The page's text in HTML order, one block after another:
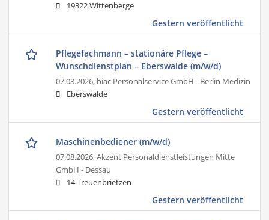
19322 Wittenberge
Gestern veröffentlicht
Pflegefachmann – stationäre Pflege –
Wunschdienstplan – Eberswalde (m/w/d)
07.08.2026, biac Personalservice GmbH - Berlin Medizin
Eberswalde
Gestern veröffentlicht
Maschinenbediener (m/w/d)
07.08.2026,Akzent Personaldienstleistungen Mitte
GmbH - Dessau
14 Treuenbrietzen
Gestern veröffentlicht